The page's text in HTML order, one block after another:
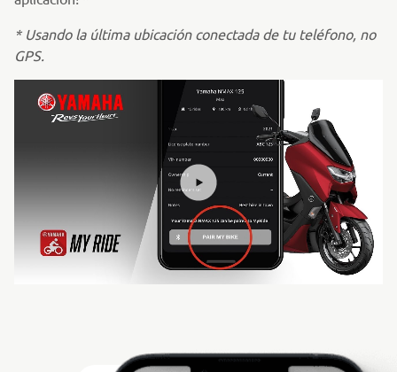
* Usando la última ubicación conectada de tu teléfono, no
GPS.